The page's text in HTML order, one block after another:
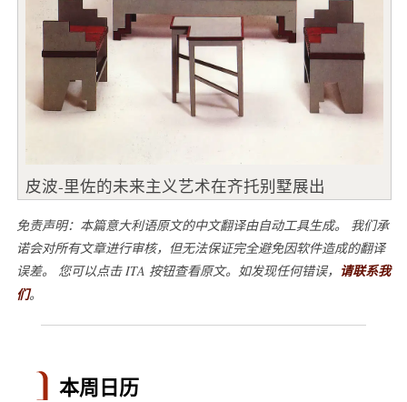
皮波-里佐的未来主义艺术在齐托别墅展出
免责声明：本篇意大利语原文的中文翻译由自动工具生成。 我们承
诺会对所有文章进行审核，但无法保证完全避免因软件造成的翻译
误差。 您可以点击 ITA 按钮查看原文。如发现任何错误， 请联系我
们。
本周日历